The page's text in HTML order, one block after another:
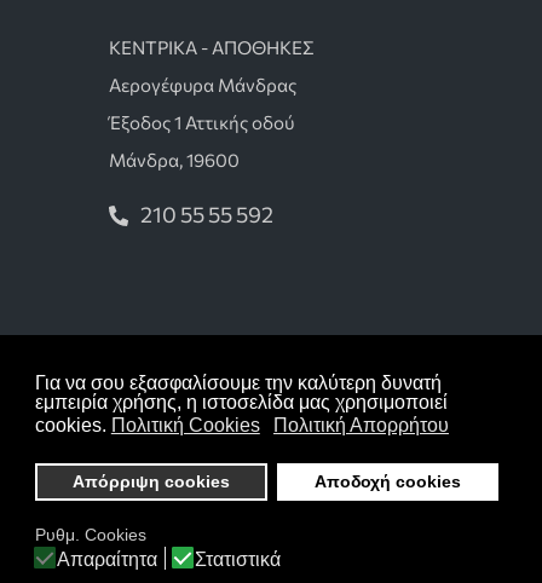
Για να σου εξασφαλίσουμε την καλύτερη δυνατή
εμπειρία χρήσης, η ιστοσελίδα μας χρησιμοποιεί
cookies. Πολιτική Cookies Πολιτική Απορρήτου
Απόρριψη cookies Αποδοχή cookies
Ρυθμ. Cookies
Απαραίτητα Στατιστικά
ΚΕΝΤΡΙΚΑ - ΑΠΟΘΗΚΕΣ
Αερογέφυρα Μάνδρας
Έξοδος 1 Αττικής οδού
Μάνδρα, 19600
210 55 55 592
Πολιτική απορρήτου
Πολιτική cookies
Copyright © 2026 tsokastzakia.gr Με την
Κατασκευή Ιστοσελίδων
Powered bykapaweb